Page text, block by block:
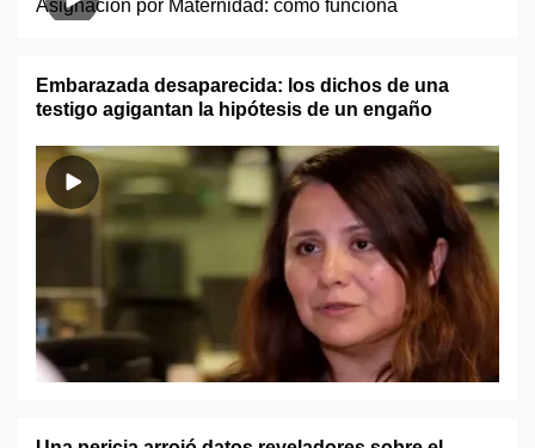
Embarazada desaparecida: los dichos de una
testigo agigantan la hipótesis de un engaño